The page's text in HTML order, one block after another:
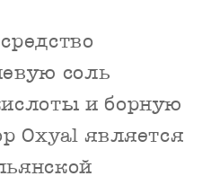
соль
и борную
Oxyal является